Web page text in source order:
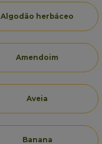
Algodão herbáceo
Amendoim
Aveia
Banana